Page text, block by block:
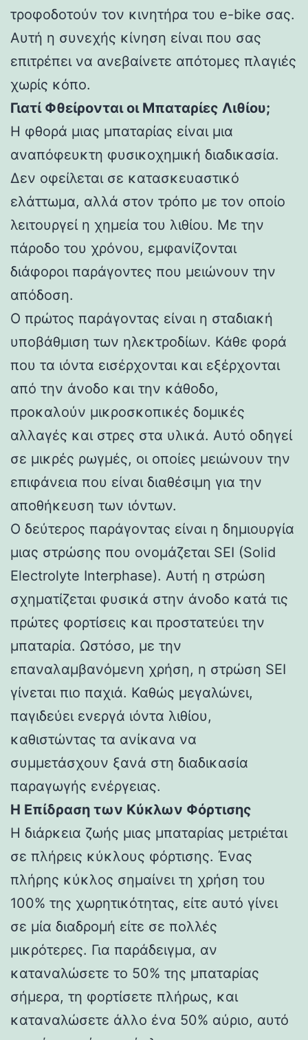
τροφοδοτούν τον κινητήρα του e-bike σας.
Αυτή η συνεχής κίνηση είναι που σας
επιτρέπει να ανεβαίνετε απότομες πλαγιές
χωρίς κόπο.
Γιατί Φθείρονται οι Μπαταρίες Λιθίου;
Η φθορά μιας μπαταρίας είναι μια
αναπόφευκτη φυσικοχημική διαδικασία.
Δεν οφείλεται σε κατασκευαστικό
ελάττωμα, αλλά στον τρόπο με τον οποίο
λειτουργεί η χημεία του λιθίου. Με την
πάροδο του χρόνου, εμφανίζονται
διάφοροι παράγοντες που μειώνουν την
απόδοση.
Ο πρώτος παράγοντας είναι η σταδιακή
υποβάθμιση των ηλεκτροδίων. Κάθε φορά
που τα ιόντα εισέρχονται και εξέρχονται
από την άνοδο και την κάθοδο,
προκαλούν μικροσκοπικές δομικές
αλλαγές και στρες στα υλικά. Αυτό οδηγεί
σε μικρές ρωγμές, οι οποίες μειώνουν την
επιφάνεια που είναι διαθέσιμη για την
αποθήκευση των ιόντων.
Ο δεύτερος παράγοντας είναι η δημιουργία
μιας στρώσης που ονομάζεται SEI (Solid
Electrolyte Interphase). Αυτή η στρώση
σχηματίζεται φυσικά στην άνοδο κατά τις
πρώτες φορτίσεις και προστατεύει την
μπαταρία. Ωστόσο, με την
επαναλαμβανόμενη χρήση, η στρώση SEI
γίνεται πιο παχιά. Καθώς μεγαλώνει,
παγιδεύει ενεργά ιόντα λιθίου,
καθιστώντας τα ανίκανα να
συμμετάσχουν ξανά στη διαδικασία
παραγωγής ενέργειας.
Η Επίδραση των Κύκλων Φόρτισης
Η διάρκεια ζωής μιας μπαταρίας μετριέται
σε πλήρεις κύκλους φόρτισης. Ένας
πλήρης κύκλος σημαίνει τη χρήση του
100% της χωρητικότητας, είτε αυτό γίνει
σε μία διαδρομή είτε σε πολλές
μικρότερες. Για παράδειγμα, αν
καταναλώσετε το 50% της μπαταρίας
σήμερα, τη φορτίσετε πλήρως, και
καταναλώσετε άλλο ένα 50% αύριο, αυτό